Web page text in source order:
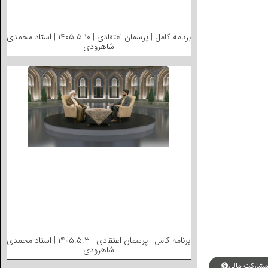
برنامه کامل | پرسمان اعتقادی | ۱۴۰۵.۵.۱۰ | استاد محمدی
شاهرودی
برنامه کامل | پرسمان اعتقادی | ۱۴۰۵.۵.۳ | استاد محمدی
شاهرودی